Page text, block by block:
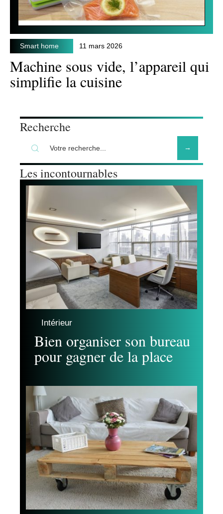
Smart home 11 mars 2026
Machine sous vide, l’appareil qui
simplifie la cuisine
Recherche
Les incontournables
Intérieur
Bien organiser son bureau
pour gagner de la place